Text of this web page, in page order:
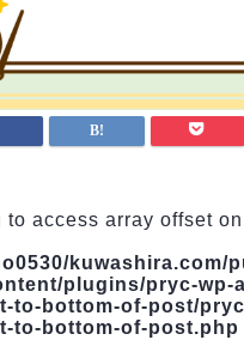
to access array offset
kuwashira.com/
plugins/pryc-wp-
to-bottom-of-post/
to-bottom-of-post.php